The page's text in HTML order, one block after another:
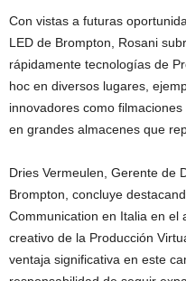
Con vistas a futuras
LED de Brompton, Rosani
rápidamente tecnologías de
hoc en diversos lugares,
innovadores como
en grandes almacenes que
Dries Vermeulen, Gerente de
Brompton, concluye
Communication en Italia en el
creativo de la Producción
ventaja significativa en este